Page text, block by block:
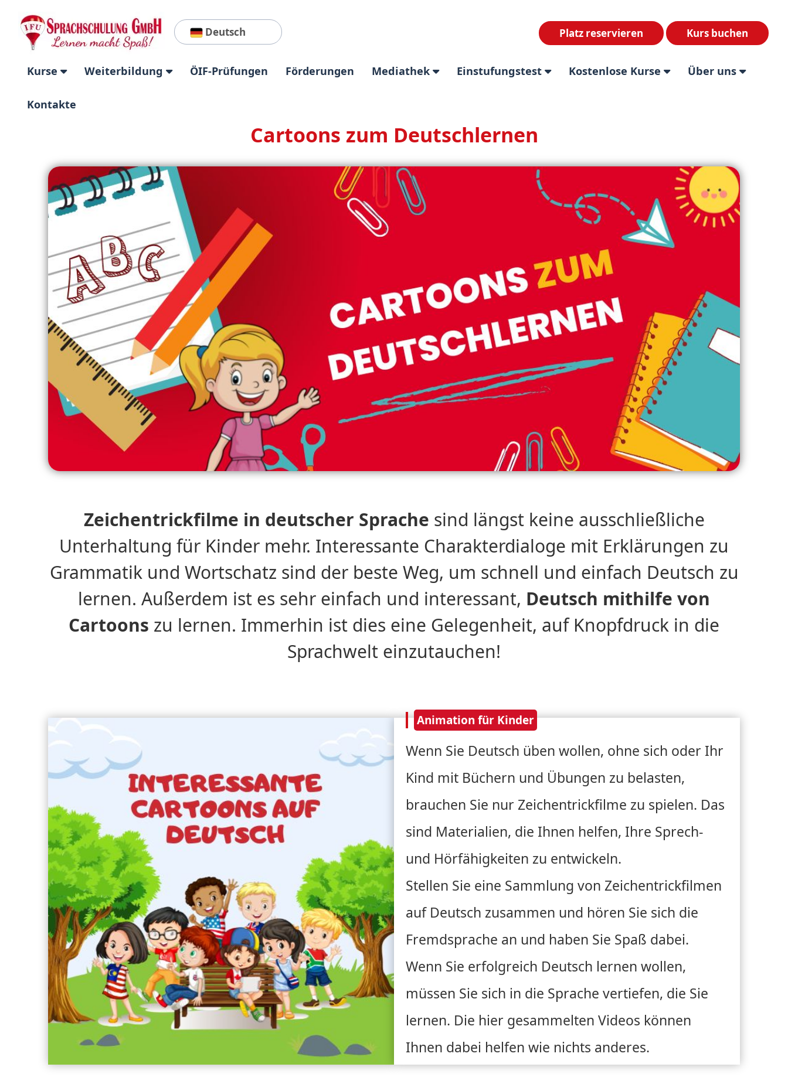
Deutsch Kurs buchen
Platz reservieren
Kurse Weiterbildung ÖIF-Prüfungen Förderungen Mediathek Einstufungstest Kostenlose Kurse Über uns
Kontakte
Cartoons zum Deutschlernen
Zeichentrickfilme in deutscher Sprache sind längst keine ausschließliche
Unterhaltung für Kinder mehr. Interessante Charakterdialoge mit Erklärungen zu
Grammatik und Wortschatz sind der beste Weg, um schnell und einfach Deutsch zu
lernen. Außerdem ist es sehr einfach und interessant, Deutsch mithilfe von
Cartoons zu lernen. Immerhin ist dies eine Gelegenheit, auf Knopfdruck in die
Sprachwelt einzutauchen!
Animation für Kinder
Wenn Sie Deutsch üben wollen, ohne sich oder Ihr
Kind mit Büchern und Übungen zu belasten,
brauchen Sie nur Zeichentrickfilme zu spielen. Das
sind Materialien, die Ihnen helfen, Ihre Sprech-
und Hörfähigkeiten zu entwickeln.
Stellen Sie eine Sammlung von Zeichentrickfilmen
auf Deutsch zusammen und hören Sie sich die
Fremdsprache an und haben Sie Spaß dabei.
Wenn Sie erfolgreich Deutsch lernen wollen,
müssen Sie sich in die Sprache vertiefen, die Sie
lernen. Die hier gesammelten Videos können
Ihnen dabei helfen wie nichts anderes.